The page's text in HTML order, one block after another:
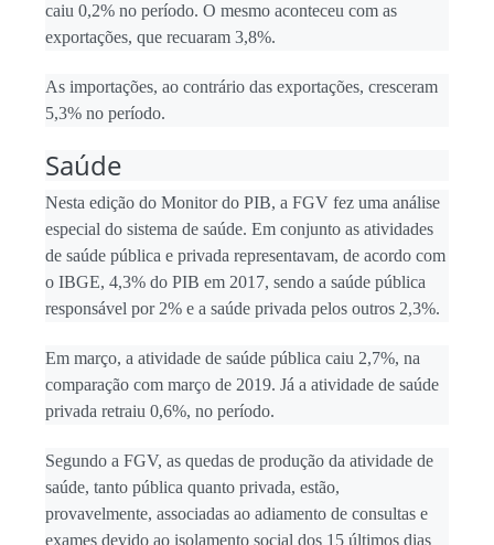
caiu 0,2% no período. O mesmo aconteceu com as
exportações, que recuaram 3,8%.
As importações, ao contrário das exportações, cresceram
5,3% no período.
Saúde
Nesta edição do Monitor do PIB, a FGV fez uma análise
especial do sistema de saúde. Em conjunto as atividades
de saúde pública e privada representavam, de acordo com
o IBGE, 4,3% do PIB em 2017, sendo a saúde pública
responsável por 2% e a saúde privada pelos outros 2,3%.
Em março, a atividade de saúde pública caiu 2,7%, na
comparação com março de 2019. Já a atividade de saúde
privada retraiu 0,6%, no período.
Segundo a FGV, as quedas de produção da atividade de
saúde, tanto pública quanto privada, estão,
provavelmente, associadas ao adiamento de consultas e
exames devido ao isolamento social dos 15 últimos dias